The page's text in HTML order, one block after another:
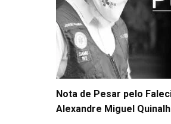
Nota de Pesar pelo
Alexandre Miguel